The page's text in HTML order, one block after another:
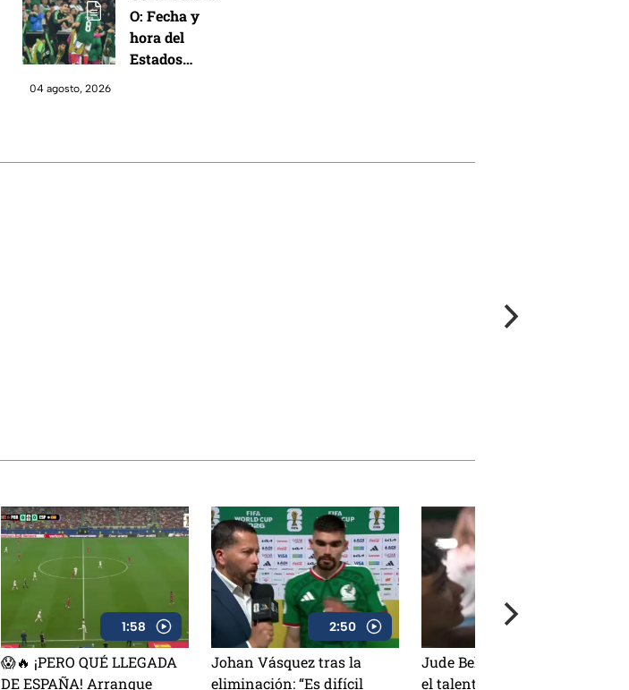
Caribe Santo
Domingo
2026;
México: la
joven
promesa
O: Fecha y
hora del
Estados
Concacaf de
04 agosto, 2026
1:58
😱🔥 ¡PERO QUÉ LLEGADA
DE ESPAÑA! Arranque
2:50
Johan Vásquez tras la
eliminación: “Es difícil
Jude Bellingham reconoce
el talento de Gilberto Mora